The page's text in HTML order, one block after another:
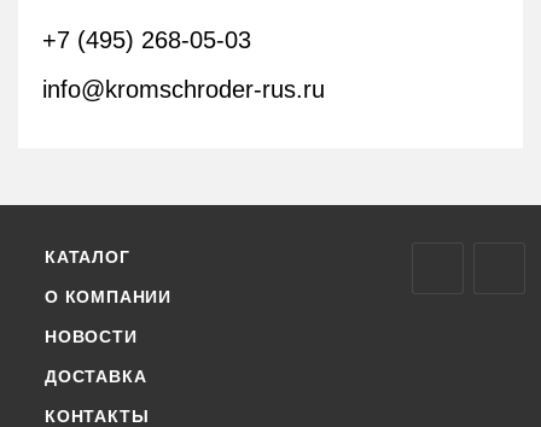
+7 (495) 268-05-03
info@kromschroder-rus.ru
КАТАЛОГ
О КОМПАНИИ
НОВОСТИ
ДОСТАВКА
КОНТАКТЫ